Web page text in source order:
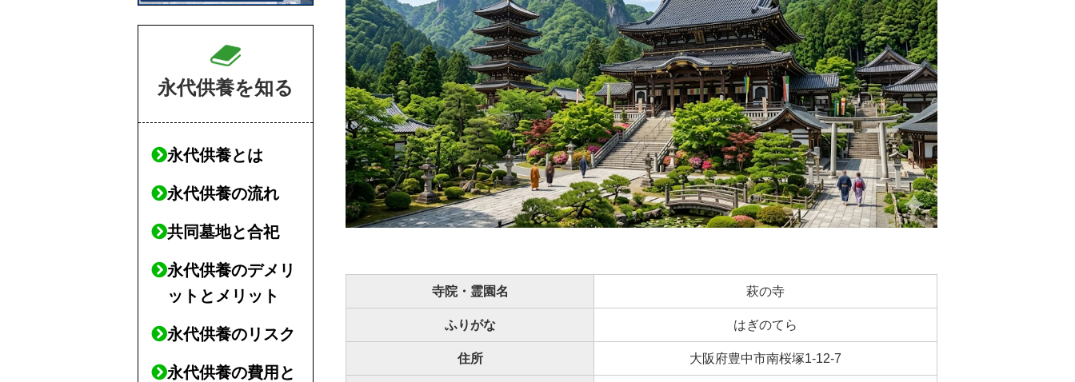
寺院・霊園名 萩の寺
ふりがな はぎのてら
住所 大阪府豊中市南桜塚1-12-7
永代供養を知る
永代供養とは
永代供養の流れ
共同墓地と合祀
永代供養のデメリ
ットとメリット
永代供養のリスク
永代供養の費用と